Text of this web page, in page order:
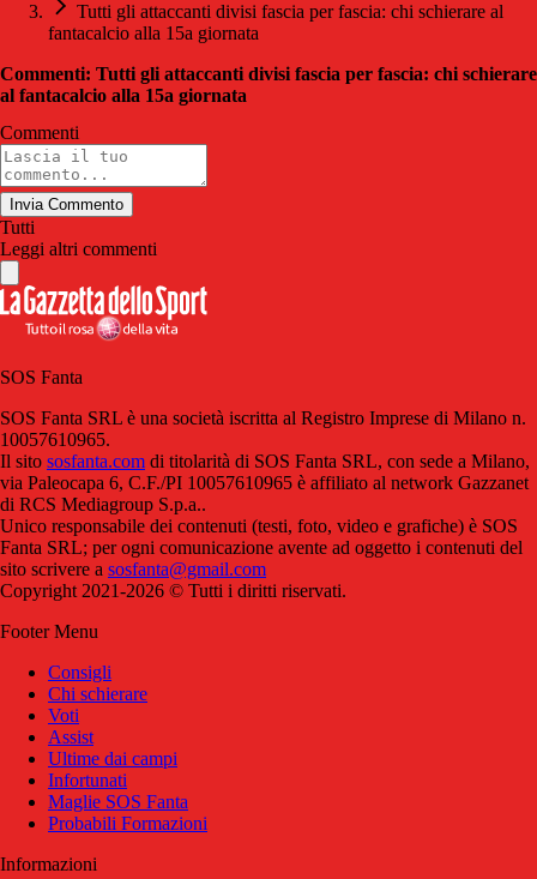
Tutti gli attaccanti divisi fascia per fascia: chi schierare al
fantacalcio alla 15a giornata
Commenti: Tutti gli attaccanti divisi fascia per fascia: chi schierare
al fantacalcio alla 15a giornata
Commenti
Invia Commento
Tutti
Leggi altri commenti
SOS Fanta
SOS Fanta SRL è una società iscritta al Registro Imprese di Milano n.
10057610965.
Il sito sosfanta.com di titolarità di SOS Fanta SRL, con sede a Milano,
via Paleocapa 6, C.F./PI 10057610965 è affiliato al network Gazzanet
di RCS Mediagroup S.p.a..
Unico responsabile dei contenuti (testi, foto, video e grafiche) è SOS
Fanta SRL; per ogni comunicazione avente ad oggetto i contenuti del
sito scrivere a sosfanta@gmail.com
Copyright 2021-2026 © Tutti i diritti riservati.
Footer Menu
Consigli
Chi schierare
Voti
Assist
Ultime dai campi
Infortunati
Maglie SOS Fanta
Probabili Formazioni
Informazioni